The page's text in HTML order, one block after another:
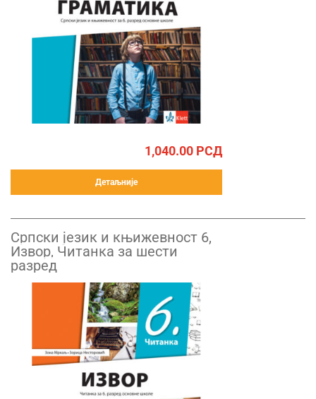
1,040.00 РСД
Детаљније
Српски језик и књижевност 6,
Извор, Читанка за шести
разред